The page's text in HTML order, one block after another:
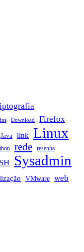
Download Firefox
Java link Linux
rede resenha
Sysadmin
VMware web